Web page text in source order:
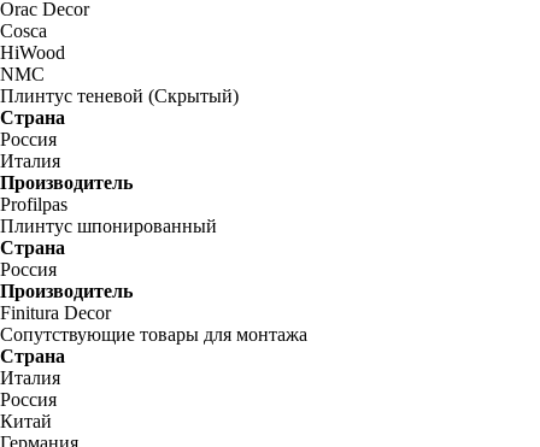
Orac Decor
Cosca
HiWood
NMC
Плинтус теневой (Скрытый)
Страна
Россия
Италия
Производитель
Profilpas
Плинтус шпонированный
Страна
Россия
Производитель
Finitura Decor
Сопутствующие товары для монтажа
Страна
Италия
Россия
Китай
Германия